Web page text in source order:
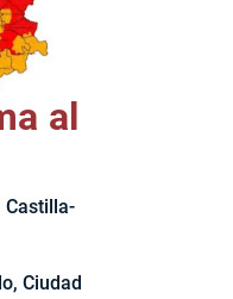
al
Castilla-
Ciudad